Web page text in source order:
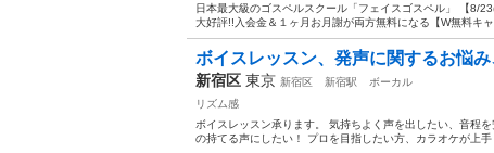
日本最大級のゴスペルスクール「フェイスゴスペル」 【8/
大好評!!入会金＆１ヶ月お月謝が両方無料になる【W無料キ
ボイスレッスン、発声に関するお悩み
新宿区 東京 新宿区 新宿駅
ボーカル
リズム感
ボイスレッスン承ります。 気持ちよく声を出したい、音程
の持てる声にしたい！ プロを目指したい方、カラオケが上